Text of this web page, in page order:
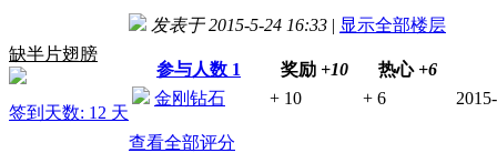
缺半片翅膀
签到天数: 12 天
发表于 2015-5-24 16:33 | 显示全部楼层
参与人数 1 奖励 +10 热心 +6
金刚钻石
+ 10 + 6
查看全部评分